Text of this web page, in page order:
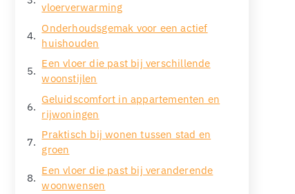
vloerverwarming
Onderhoudsgemak voor een actief
huishouden
Een vloer die past bij verschillende
woonstijlen
Geluidscomfort in appartementen en
rijwoningen
Praktisch bij wonen tussen stad en
groen
Een vloer die past bij veranderende
woonwensen